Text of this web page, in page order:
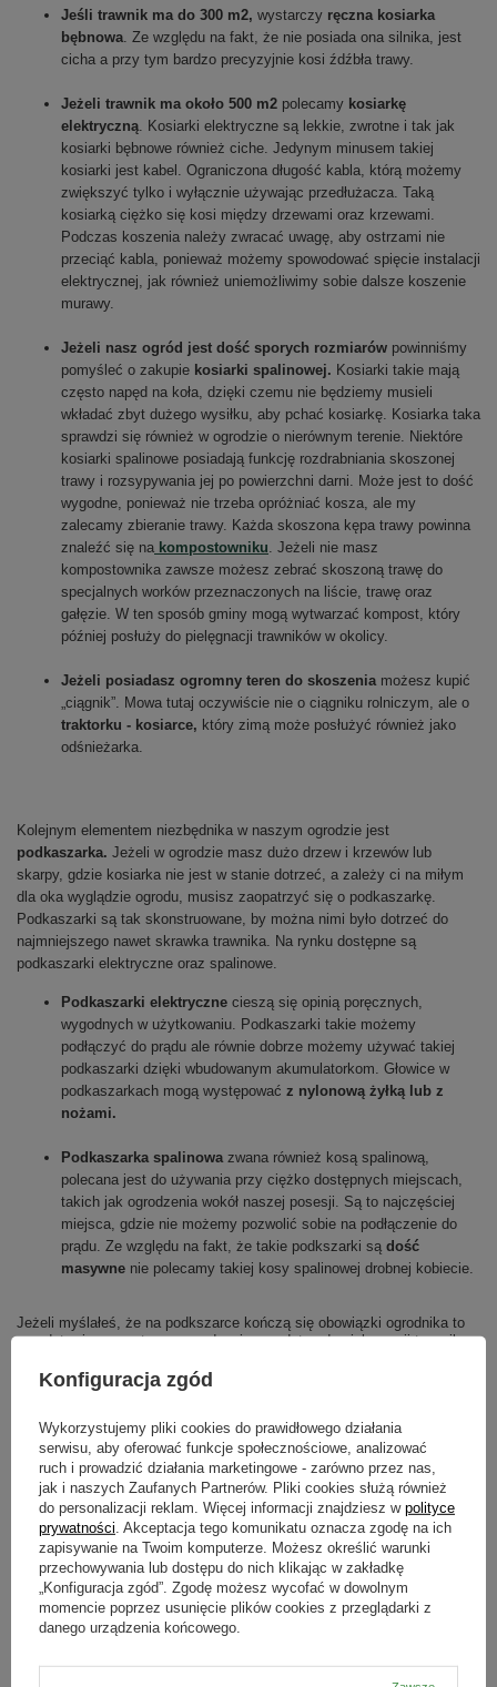
Jeśli trawnik ma do 300 m2, wystarczy ręczna kosiarka
bębnowa . Ze względu na fakt, że nie posiada ona silnika, jest
cicha a przy tym bardzo precyzyjnie kosi źdźbła trawy.
Jeżeli trawnik ma około 500 m2 polecamy kosiarkę
elektryczną . Kosiarki elektryczne są lekkie, zwrotne i tak jak
kosiarki bębnowe również ciche. Jedynym minusem takiej
kosiarki jest kabel. Ograniczona długość kabla, którą możemy
zwiększyć tylko i wyłącznie używając przedłużacza. Taką
kosiarką ciężko się kosi między drzewami oraz krzewami.
Podczas koszenia należy zwracać uwagę, aby ostrzami nie
przeciąć kabla, ponieważ możemy spowodować spięcie instalacji
elektrycznej, jak również uniemożliwimy sobie dalsze koszenie
murawy.
Jeżeli nasz ogród jest dość sporych rozmiarów powinniśmy
pomyśleć o zakupie kosiarki spalinowej. Kosiarki takie mają
często napęd na koła, dzięki czemu nie będziemy musieli
wkładać zbyt dużego wysiłku, aby pchać kosiarkę. Kosiarka taka
sprawdzi się również w ogrodzie o nierównym terenie. Niektóre
kosiarki spalinowe posiadają funkcję rozdrabniania skoszonej
trawy i rozsypywania jej po powierzchni darni. Może jest to dość
wygodne, ponieważ nie trzeba opróżniać kosza, ale my
zalecamy zbieranie trawy. Każda skoszona kępa trawy powinna
znaleźć się na kompostowniku . Jeżeli nie masz
kompostownika zawsze możesz zebrać skoszoną trawę do
specjalnych worków przeznaczonych na liście, trawę oraz
gałęzie. W ten sposób gminy mogą wytwarzać kompost, który
później posłuży do pielęgnacji trawników w okolicy.
Jeżeli posiadasz ogromny teren do skoszenia możesz kupić
„ciągnik”. Mowa tutaj oczywiście nie o ciągniku rolniczym, ale o
traktorku - kosiarce, który zimą może posłużyć również jako
odśnieżarka.
Kolejnym elementem niezbędnika w naszym ogrodzie jest
podkaszarka. Jeżeli w ogrodzie masz dużo drzew i krzewów lub
skarpy, gdzie kosiarka nie jest w stanie dotrzeć, a zależy ci na miłym
dla oka wyglądzie ogrodu, musisz zaopatrzyć się o podkaszarkę.
Podkaszarki są tak skonstruowane, by można nimi było dotrzeć do
najmniejszego nawet skrawka trawnika. Na rynku dostępne są
podkaszarki elektryczne oraz spalinowe.
Podkaszarki elektryczne cieszą się opinią poręcznych,
wygodnych w użytkowaniu. Podkaszarki takie możemy
podłączyć do prądu ale równie dobrze możemy używać takiej
podkaszarki dzięki wbudowanym akumulatorkom. Głowice w
podkaszarkach mogą występować z nylonową żyłką lub z
nożami.
Podkaszarka spalinowa zwana również kosą spalinową,
polecana jest do używania przy ciężko dostępnych miejscach,
takich jak ogrodzenia wokół naszej posesji. Są to najczęściej
miejsca, gdzie nie możemy pozwolić sobie na podłączenie do
prądu. Ze względu na fakt, że takie podkszarki są dość
masywne nie polecamy takiej kosy spalinowej drobnej kobiecie.
Jeżeli myślałeś, że na podkszarce kończą się obowiązki ogrodnika to
przedstawiamy następne urządzenie przydatne do pielęgnacji trawnika.
napowietrzaorazoczyszcza trawnik z mchu, chwastów oraz starej
Ze względu na rodzaj napędu wertykulatory, tak jak kosiarki, dzieli się
ręczne, elektryczne, akumulatorowe oraz spalinowe.
Profesjonalny wertykulator kosztuje kilka tysięcy złotych. Ze względu
na cenę nie każdy może pozwolić sobie na zakup tak drogiego sprzętu.
Poza tym urządzenie to nie jest tak często używane w ogrodzie jak
chociażby kosiarka. Wertykulację trawnika przeprowadza się wczesną
wiosną, po pierwszym koszeniu. Zabieg taki przyśpieszy regenerację
trawnika po zimie. Jeżeli w trakcie sezonu wegetacyjnego wytworzy się
warstwa mchu, wertykulację powtarzamy wczesną jesienią.
Wertykulator ręcznyto rodzaj grabi wyposażonych w bardzo
trawnikiem na głębokość kilku centymetrów. Ze względu na to,
Konfiguracja zgód
Wykorzystujemy pliki cookies do prawidłowego działania
serwisu, aby oferować funkcje społecznościowe, analizować
ruch i prowadzić działania marketingowe - zarówno przez nas,
jak i naszych Zaufanych Partnerów. Pliki cookies służą również
do personalizacji reklam. Więcej informacji znajdziesz w polityce
prywatności . Akceptacja tego komunikatu oznacza zgodę na ich
zapisywanie na Twoim komputerze. Możesz określić warunki
przechowywania lub dostępu do nich klikając w zakładkę
„Konfiguracja zgód”. Zgodę możesz wycofać w dowolnym
momencie poprzez usunięcie plików cookies z przeglądarki z
danego urządzenia końcowego.